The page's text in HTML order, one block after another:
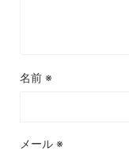
名前 ※
メール ※